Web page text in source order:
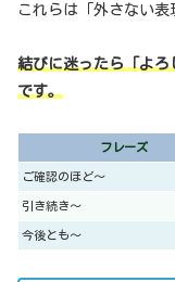
これらは「外さない表
結びに迷ったら「よ
です。
フレーズ
ご確認のほど〜
引き続き〜
今後とも〜